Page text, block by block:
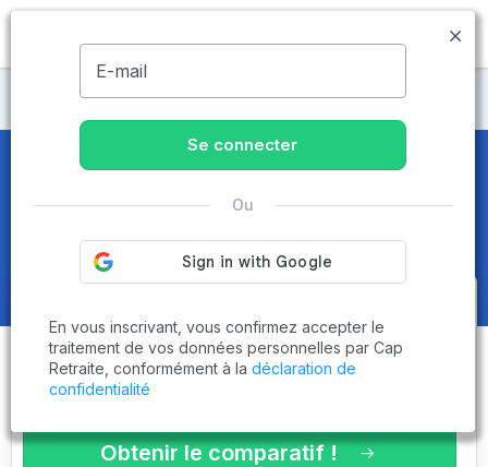
MENU
Maisons de retraite Lot
Maisons de retraite et EHPAD
Gramat (46500)
Obtenez le
comparatif des
établissementsadaptés à vos
critères en 3 minutes !
Obtenir le comparatif !
E-mail
Se connecter
Ou
En vous inscrivant, vous confirmez accepter le
traitement de vos données personnelles par Cap
Retraite, conformément à la déclaration de
confidentialité